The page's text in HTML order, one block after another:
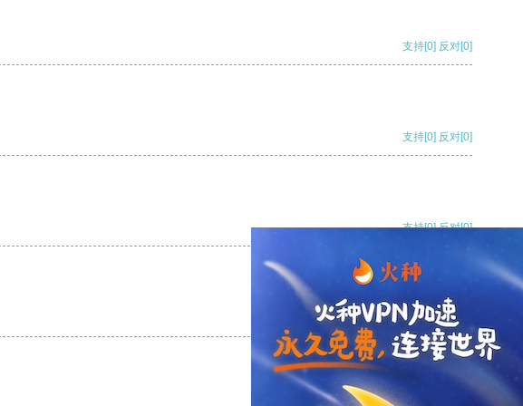
支持[0] 反对[0]
支持[0] 反对[0]
支持[0] 反对[0]
支持[0] 反对